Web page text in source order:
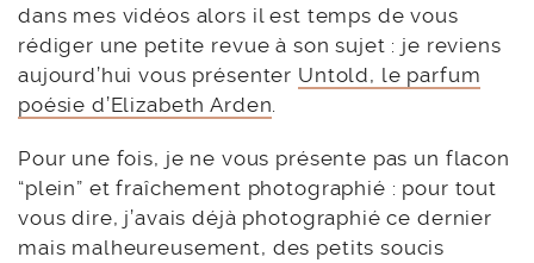
dans mes vidéos alors il est temps de vous
rédiger une petite revue à son sujet : je reviens
aujourd’hui vous présenter Untold, le parfum
poésie d’Elizabeth Arden.
Pour une fois, je ne vous présente pas un flacon
“plein” et fraîchement photographié : pour tout
vous dire, j’avais déjà photographié ce dernier
mais malheureusement, des petits soucis